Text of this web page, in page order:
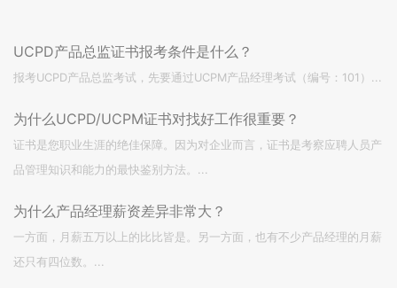
UCPD产品总监证书报考条件是什么？
报考UCPD产品总监考试，先要通过UCPM产品经理考试（编号：101）...
为什么UCPD/UCPM证书对找好工作很重要？
证书是您职业生涯的绝佳保障。因为对企业而言，证书是考察应聘人员产
品管理知识和能力的最快鉴别方法。...
为什么产品经理薪资差异非常大？
一方面，月薪五万以上的比比皆是。另一方面，也有不少产品经理的月薪
还只有四位数。...